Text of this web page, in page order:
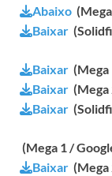
Abaixo
Baixar
Baixar (Mega
Baixar (Mega
Baixar
(Mega 1 /
Baixar (Mega